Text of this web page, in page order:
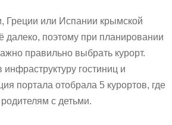
Греции или Испании крымской
далеко, поэтому при планировании
правильно выбрать курорт.
гостиниц и
портала отобрала 5 курортов, где
с детьми.